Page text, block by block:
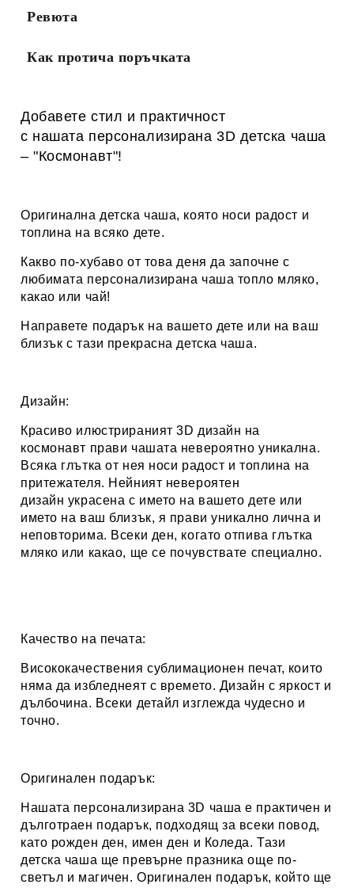
Ревюта
Как протича поръчката
Добавете стил и практичност
с нашата персонализирана 3D детска чаша
– "Космонавт"!
Оригинална детска чаша, която носи радост и
топлина на всяко дете.
Какво по-хубаво от това деня да започне с
любимата персонализирана чаша топло мляко,
какао или чай!
Направете подарък на вашето дете или на ваш
близък с тази прекрасна детска чаша.
Дизайн:
Красиво илюстрираният 3D дизайн на
космонавт прави чашата невероятно уникална.
Всяка глътка от нея носи радост и топлина на
притежателя. Нейният невероятен
дизайн украсена с името на вашето дете или
името на ваш близък, я прави уникално лична и
неповторима. Всеки ден, когато отпива глътка
мляко или какао, ще се почувствате специално.
Качество на печата:
Висококачествения сублимационен печат, които
няма да избледнеят с времето. Дизайн с яркост и
дълбочина. Всеки детайл изглежда чудесно и
точно.
Оригинален подарък:
Нашата персонализирана 3D чаша е практичен и
дълготраен подарък, подходящ за всеки повод,
като рожден ден, имен ден и Коледа. Тази
детска чаша ще превърне празника още по-
светъл и магичен. Оригинален подарък, който ще